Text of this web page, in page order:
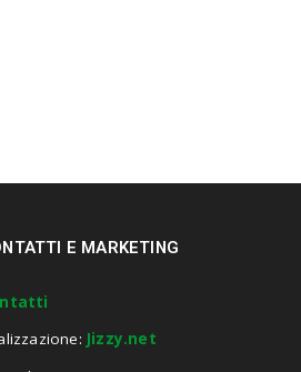
E MARKETING
Jizzy.net